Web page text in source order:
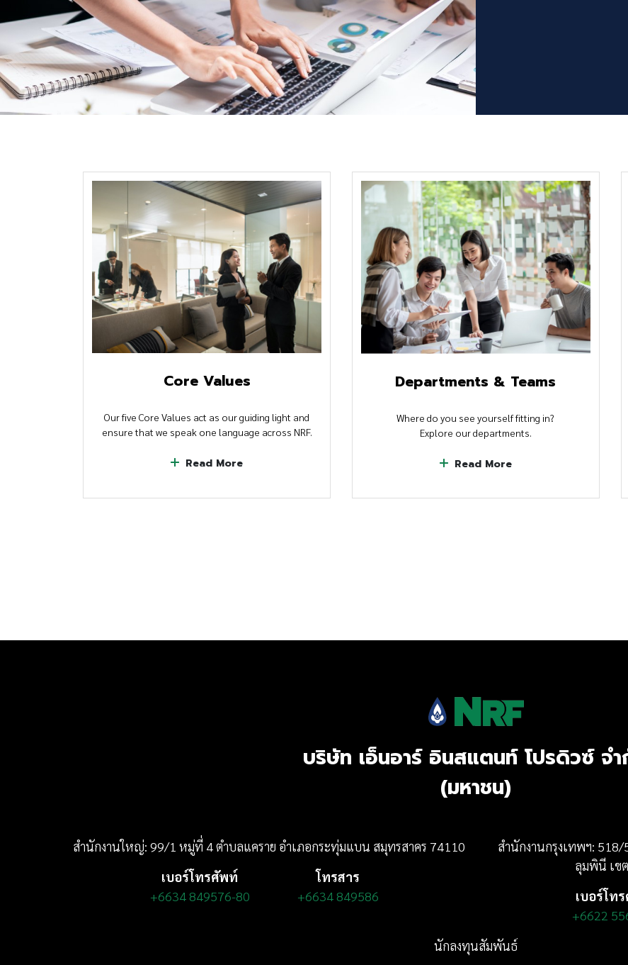
Core Values
Our five Core Values act as our guiding light and
ensure that we speak one language across NRF.
Read More
Departments & Teams
Where do you see yourself fitting in?
Explore our departments.
Read More
บริษัท เอ็นอาร์ อินสแตนท์ โปรดิวซ์ จ
(มหาชน)
สำนักงานใหญ่: 99/1 หมู่ที่ 4 ตำบลแคราย อำเภอกระทุ่มแบน สมุทรสาคร 74110
เบอร์โทรศัพท์
+6634 849576-80
โทรสาร
+6634 849586
สำนักงานกรุงเทพฯ: 518/
ลุมพินี เข
เบอร์โท
+6622
นักลงทุนสัมพันธ์